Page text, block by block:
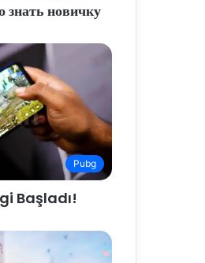
знать новичку
Pubg
Başladı!